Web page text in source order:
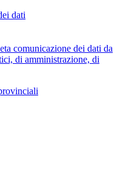
dati
comunicazione dei dati da
di amministrazione, di